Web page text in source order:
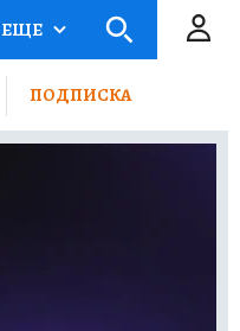
ЕЩЕ
ПОДПИСКА